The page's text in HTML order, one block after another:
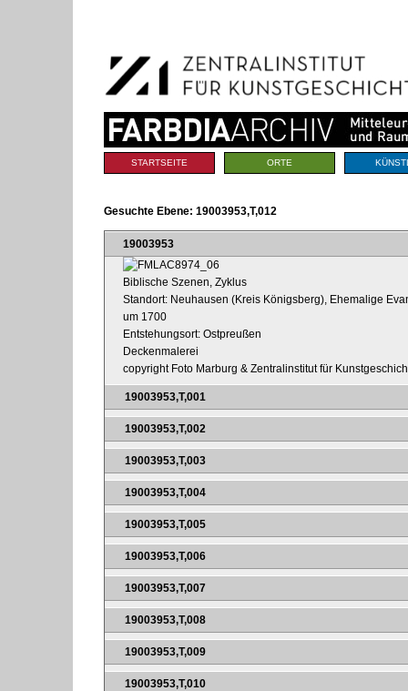
Navigation
Sektionen
STARTSEITE ORTE
Gesuchte Ebene: 19003953,T,012
19003953
Biblische Szenen, Zyklus
Standort: Neuhausen (Kreis Königsberg), Ehemalige
um 1700
Entstehungsort: Ostpreußen
Deckenmalerei
copyright Foto Marburg & Zentralinstitut für
19003953,T,001
19003953,T,002
19003953,T,003
19003953,T,004
19003953,T,005
19003953,T,006
19003953,T,007
19003953,T,008
19003953,T,009
19003953,T,010